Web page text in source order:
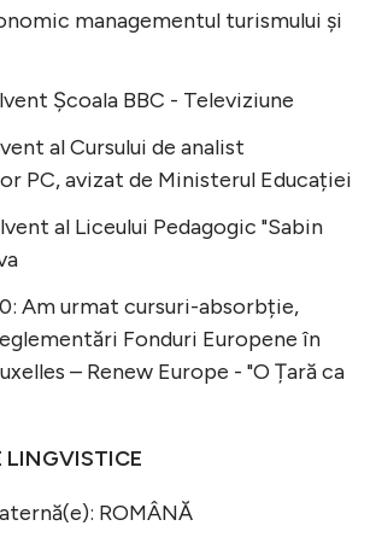
managementul turismului și
Școala BBC - Televiziune
al Cursului de analist
PC, avizat de Ministerul Educației
al Liceului Pedagogic "Sabin
Am urmat cursuri-absorbție,
Fonduri Europene în
– Renew Europe - "O Țară ca
LINGVISTICE
ROMÂNĂ